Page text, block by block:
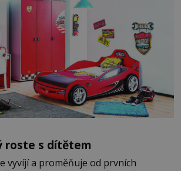
roste s dítětem
vyvíjí a proměňuje od prvních